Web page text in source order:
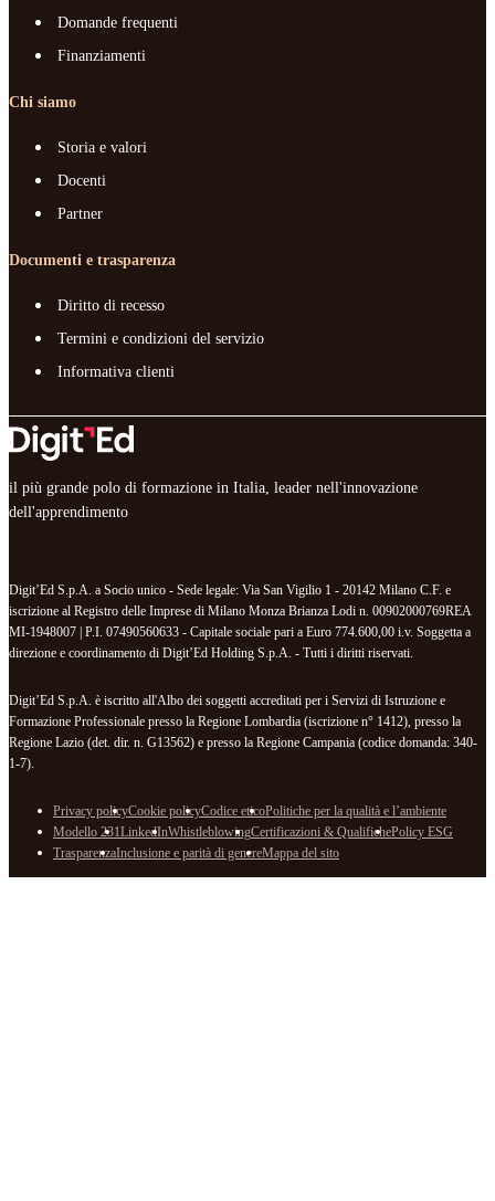
Domande frequenti
Finanziamenti
Chi siamo
Storia e valori
Docenti
Partner
Documenti e trasparenza
Diritto di recesso
Termini e condizioni del servizio
Informativa clienti
il più grande polo di formazione in Italia, leader nell'innovazione
dell'apprendimento
Digit’Ed S.p.A. a Socio unico - Sede legale: Via San Vigilio 1 - 20142 Milano C.F. e
iscrizione al Registro delle Imprese di Milano Monza Brianza Lodi n. 00902000769REA
MI-1948007 | P.I. 07490560633 - Capitale sociale pari a Euro 774.600,00 i.v. Soggetta a
direzione e coordinamento di Digit’Ed Holding S.p.A. - Tutti i diritti riservati.
Digit’Ed S.p.A. è iscritto all'Albo dei soggetti accreditati per i Servizi di Istruzione e
Formazione Professionale presso la Regione Lombardia (iscrizione n° 1412), presso la
Regione Lazio (det. dir. n. G13562) e presso la Regione Campania (codice domanda: 340-
1-7).
Privacy policyCookie policyCodice eticoPolitiche per la qualità e l’ambiente
Modello 231LinkedInWhistleblowingCertificazioni & QualifichePolicy ESG
TrasparenzaInclusione e parità di genereMappa del sito